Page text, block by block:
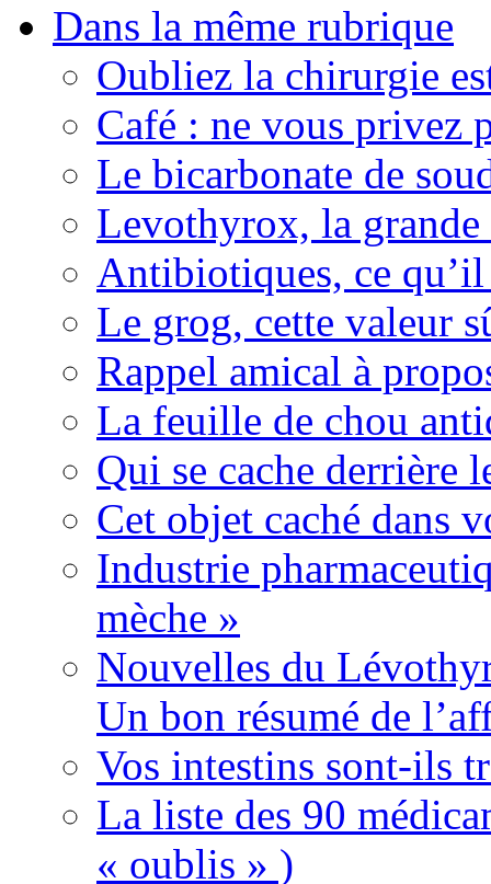
Dans la même rubrique
Oubliez la chirurgie
Café : ne vous privez
Le bicarbonate de
Levothyrox, la
Antibiotiques, ce
Le grog, cette valeur
Rappel amical à
La feuille de chou
Qui se cache derrière
Cet objet caché dans
Industrie
mèche »
Nouvelles du
Un bon résumé de
Vos intestins sont-ils
La liste des 90
« oublis » )